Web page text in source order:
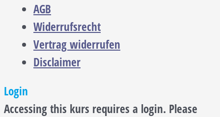
AGB
Widerrufsrecht
Vertrag widerrufen
Disclaimer
Login
Accessing this kurs requires a login. Please